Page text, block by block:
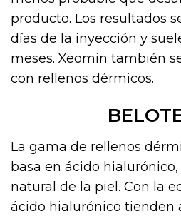
producto. Los resultados
días de la inyección y
meses. Xeomin también
con rellenos dérmicos.
La gama de rellenos
basa en ácido
natural de la piel. Con la
ácido hialurónico tienden